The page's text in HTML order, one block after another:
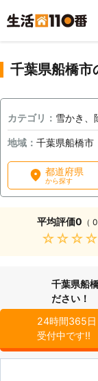
千葉県船橋市
カテゴリ： 雪かき、
地域： 千葉県船橋市
都道府県
から探す
平均評価0 （
千葉県船
ださい！
24時間365日
受付中です!!